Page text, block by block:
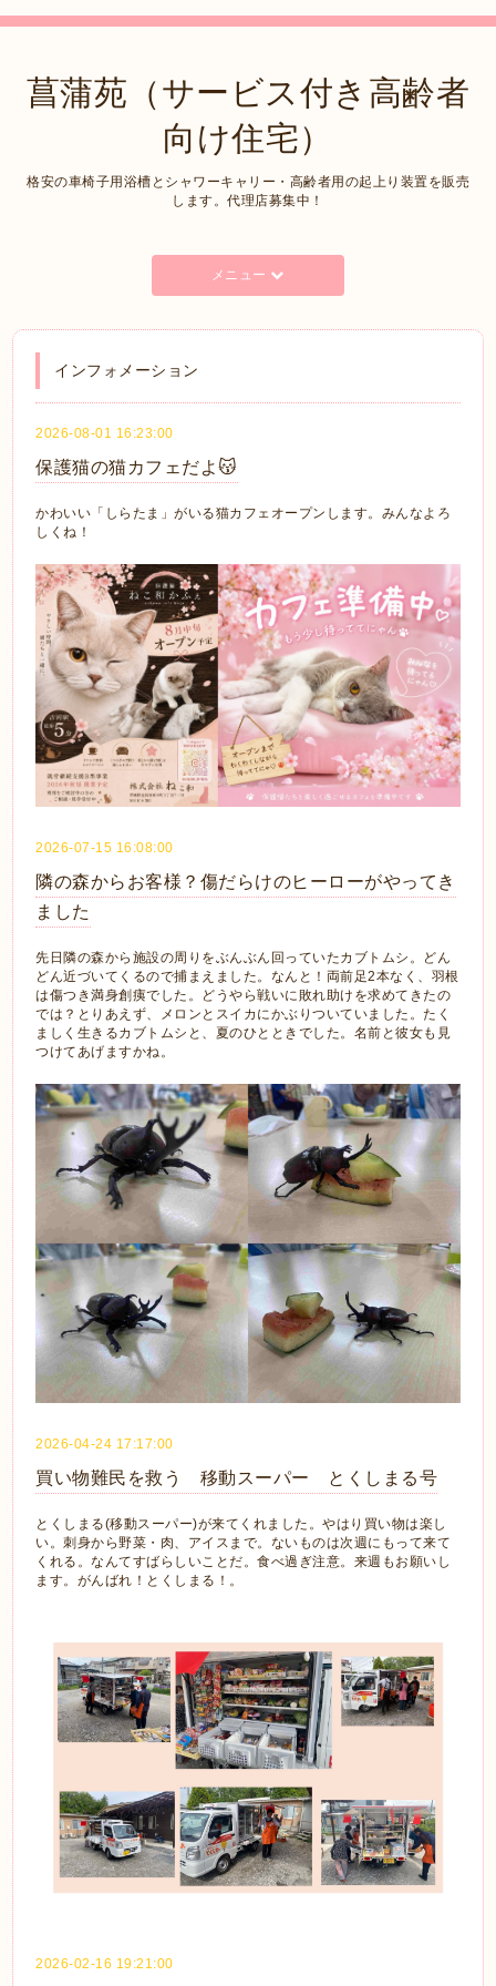
菖蒲苑（サービス付き高齢者
向け住宅）
格安の車椅子用浴槽とシャワーキャリー・高齢者用の起上り装置を販売
します。代理店募集中！
メニュー
インフォメーション
2026-08-01 16:23:00
保護猫の猫カフェだよ😽
かわいい「しらたま」がいる猫カフェオープンします。みんなよろ
しくね！
2026-07-15 16:08:00
隣の森からお客様？傷だらけのヒーローがやってき
ました
先日隣の森から施設の周りをぶんぶん回っていたカブトムシ。どん
どん近づいてくるので捕まえました。なんと！両前足2本なく、羽根
は傷つき満身創痍でした。どうやら戦いに敗れ助けを求めてきたの
では？とりあえず、メロンとスイカにかぶりついていました。たく
ましく生きるカブトムシと、夏のひとときでした。名前と彼女も見
つけてあげますかね。
2026-04-24 17:17:00
買い物難民を救う 移動スーパー とくしまる号
とくしまる(移動スーパー)が来てくれました。やはり買い物は楽し
い。刺身から野菜・肉、アイスまで。ないものは次週にもって来て
くれる。なんてすばらしいことだ。食べ過ぎ注意。来週もお願いし
ます。がんばれ！とくしまる！。
2026-02-16 19:21:00